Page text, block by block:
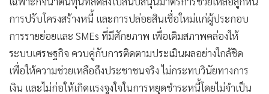
การปรับโครงสร้างหนี้ และการปล่อยสินเชื่อใหม่แก่ผู้ประกอบ
การรายย่อยและ SMEs ที่มีศักยภาพ เพื่อเติมสภาพคล่องให้
ระบบเศรษฐกิจ ควบคู่กับการติดตามประเมินผลอย่างใกล้ชิด
เพื่อให้ความช่วยเหลือถึงประชาชนจริง ไม่กระทบวินัยทางการ
เงิน และไม่ก่อให้เกิดแรงจูงใจในการหยุดชำระหนี้โดยไม่จำเป็น